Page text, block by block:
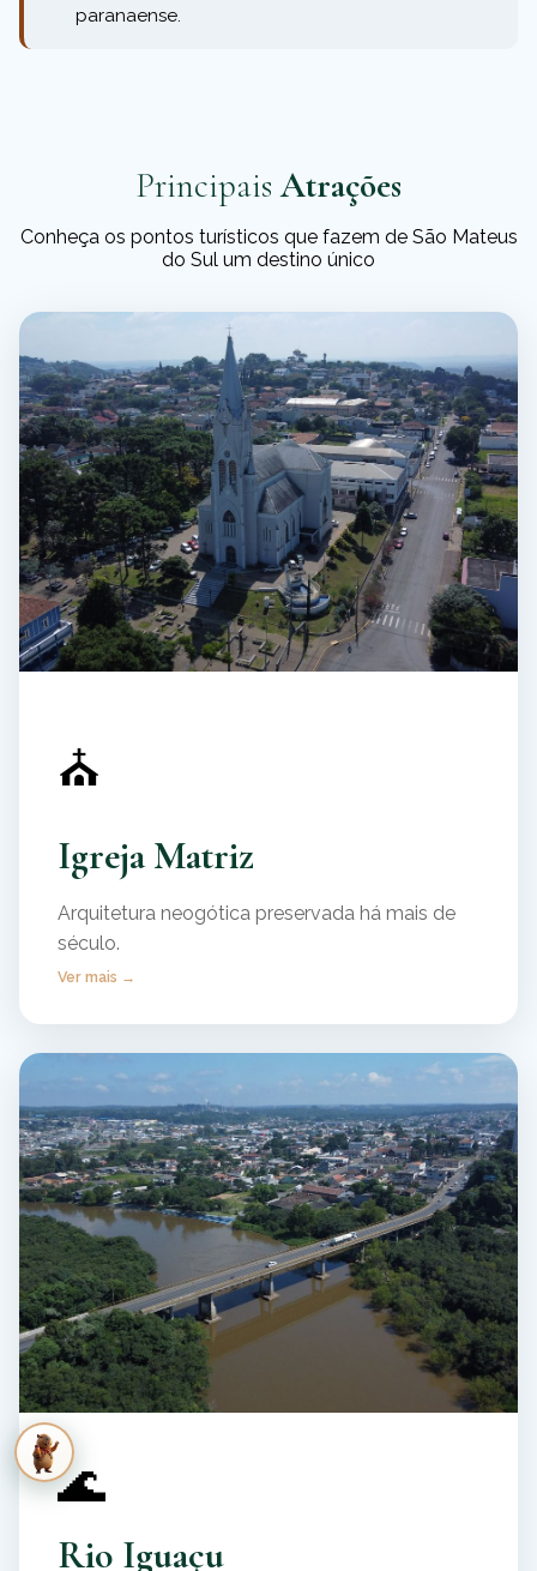
paranaense.
PrincipaisAtrações
Conheça os pontos turísticos que fazem de São Mateus
do Sul um destino único
⛪
Igreja Matriz
Arquitetura neogótica preservada há mais de
século.
Ver mais →
🌊
Rio Iguaçu